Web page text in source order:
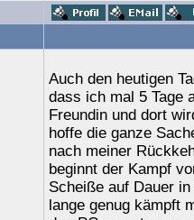
Auch den heutigen
dass ich mal 5 Tage
Freundin und dort
hoffe die ganze
nach meiner
beginnt der Kampf
Scheiße auf Dauer
lange genug kämpft